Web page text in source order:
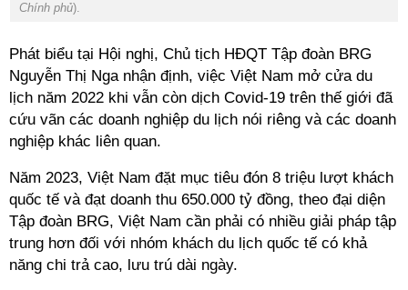
Chính phủ).
Phát biểu tại Hội nghị, Chủ tịch HĐQT Tập đoàn BRG
Nguyễn Thị Nga nhận định, việc Việt Nam mở cửa du
lịch năm 2022 khi vẫn còn dịch Covid-19 trên thế giới đã
cứu vãn các doanh nghiệp du lịch nói riêng và các doanh
nghiệp khác liên quan.
Năm 2023, Việt Nam đặt mục tiêu đón 8 triệu lượt khách
quốc tế và đạt doanh thu 650.000 tỷ đồng, theo đại diện
Tập đoàn BRG, Việt Nam cần phải có nhiều giải pháp tập
trung hơn đối với nhóm khách du lịch quốc tế có khả
năng chi trả cao, lưu trú dài ngày.